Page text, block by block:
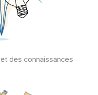
des connaissances